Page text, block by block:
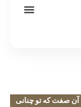
آن صفت که تو چنانی